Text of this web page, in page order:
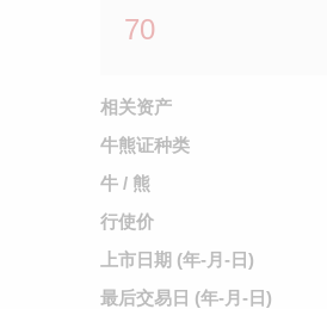
70
相关资产
牛熊证种类
牛 / 熊
行使价
上市日期 (年-月-日)
最后交易日 (年-月-日)